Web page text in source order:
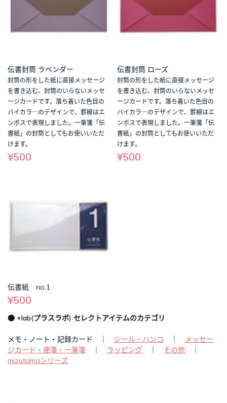
伝書封筒 ラベンダー
封筒の形をした紙に直接メッセージ
を書き込む、封筒のいらないメッセ
ージカードです。落ち着いた色目の
バイカラ―のデザインで、罫線はエ
ンボスで表現しました。一筆箋「伝
書紙」の封筒としてもお使いいただ
けます。
¥500
伝書封筒 ローズ
封筒の形をした紙に直接メッセージ
を書き込む、封筒のいらないメッセ
ージカードです。落ち着いた色目の
バイカラ―のデザインで、罫線はエ
ンボスで表現しました。一筆箋「伝
書紙」の封筒としてもお使いいただ
けます。
¥500
伝書紙 no.1
¥500
● +lab(プラスラボ) セレクトアイテムのカテゴリ
メモ・ノート・記録カード ｜ シール・ハンコ
メッセー
ジカード・便箋・一筆箋
ラッピング その他
mizutamaシリーズ